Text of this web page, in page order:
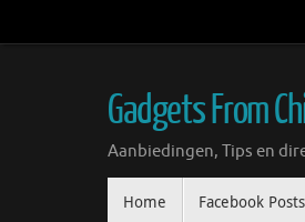
naar
Gadgets From
Aanbiedingen, Tips en
naarHome Facebook Posts